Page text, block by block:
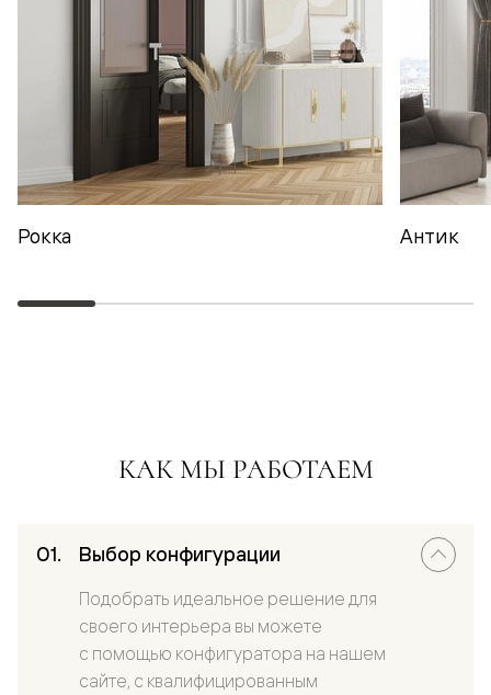
Рокка Антик
КАК МЫ РАБОТАЕМ
Выбор конфигурации
Подобрать идеальное решение для
своего интерьера вы можете
с помощью конфигуратора на нашем
сайте, с квалифицированным